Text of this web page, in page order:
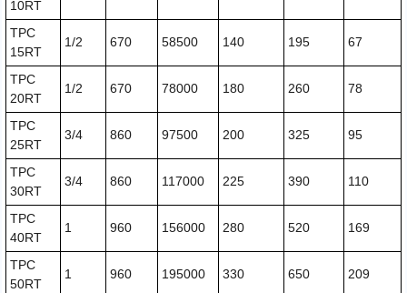
10RT
TPC
15RT
1/2 670 58500 140 195 67
TPC
20RT
1/2 670 78000 180 260 78
TPC
25RT
3/4 860 97500 200 325 95
TPC
30RT
3/4 860 117000 225 390 110
TPC
40RT
1 960 156000 280 520 169
TPC
50RT
1 960 195000 330 650 209